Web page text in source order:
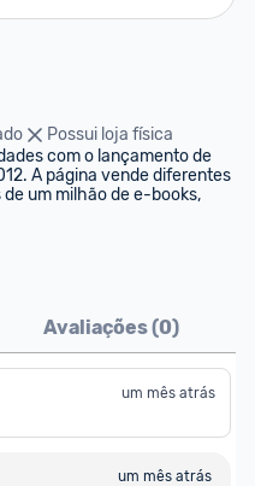
Possui loja física
com o lançamento de
A página vende diferentes
de um milhão de e-books,
Avaliações (0)
um mês atrás
um mês atrás